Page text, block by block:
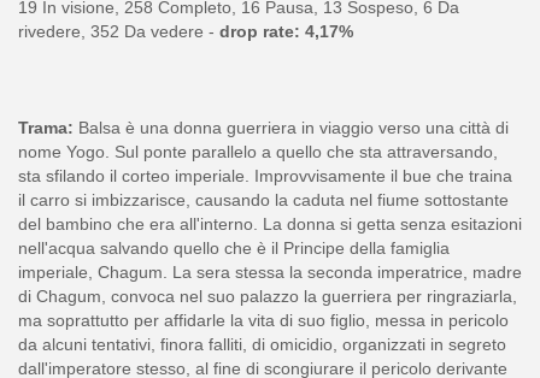
19 In visione, 258 Completo, 16 Pausa, 13 Sospeso, 6 Da
rivedere, 352 Da vedere - drop rate: 4,17%
Trama: Balsa è una donna guerriera in viaggio verso una città di
nome Yogo. Sul ponte parallelo a quello che sta attraversando,
sta sfilando il corteo imperiale. Improvvisamente il bue che traina
il carro si imbizzarisce, causando la caduta nel fiume sottostante
del bambino che era all'interno. La donna si getta senza esitazioni
nell'acqua salvando quello che è il Principe della famiglia
imperiale, Chagum. La sera stessa la seconda imperatrice, madre
di Chagum, convoca nel suo palazzo la guerriera per ringraziarla,
ma soprattutto per affidarle la vita di suo figlio, messa in pericolo
da alcuni tentativi, finora falliti, di omicidio, organizzati in segreto
dall'imperatore stesso, al fine di scongiurare il pericolo derivante